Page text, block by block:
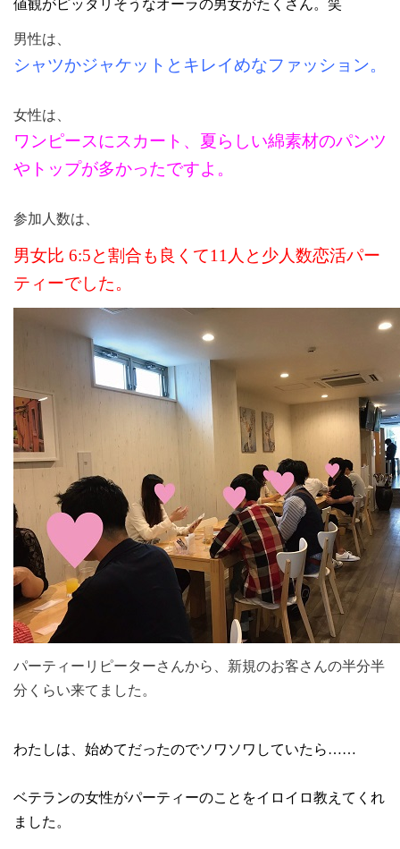
値観がピッタリそうなオーラの男女がたくさん。笑
男性は、
シャツかジャケットとキレイめなファッション。
女性は、
ワンピースにスカート、夏らしい綿素材のパンツ
やトップが多かったですよ。
参加人数は、
男女比 6:5と割合も良くて11 人と少人数恋活パー
ティーでした。
パーティーリピーターさんから、新規のお客さんの半分半
分くらい来てました。
わたしは、始めてだったのでソワソワしていたら……
ベテランの女性がパーティーのことをイロイロ教えてくれ
ました。